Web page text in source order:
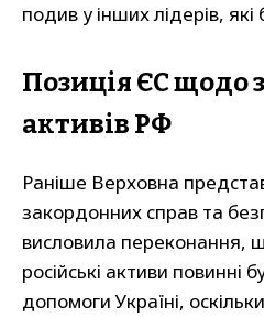
подив у інших лідерів, які
Позиція ЄС щодо
активів РФ
Раніше Верховна
закордонних справ та
висловила переконання,
російські активи повинні
допомоги Україні,